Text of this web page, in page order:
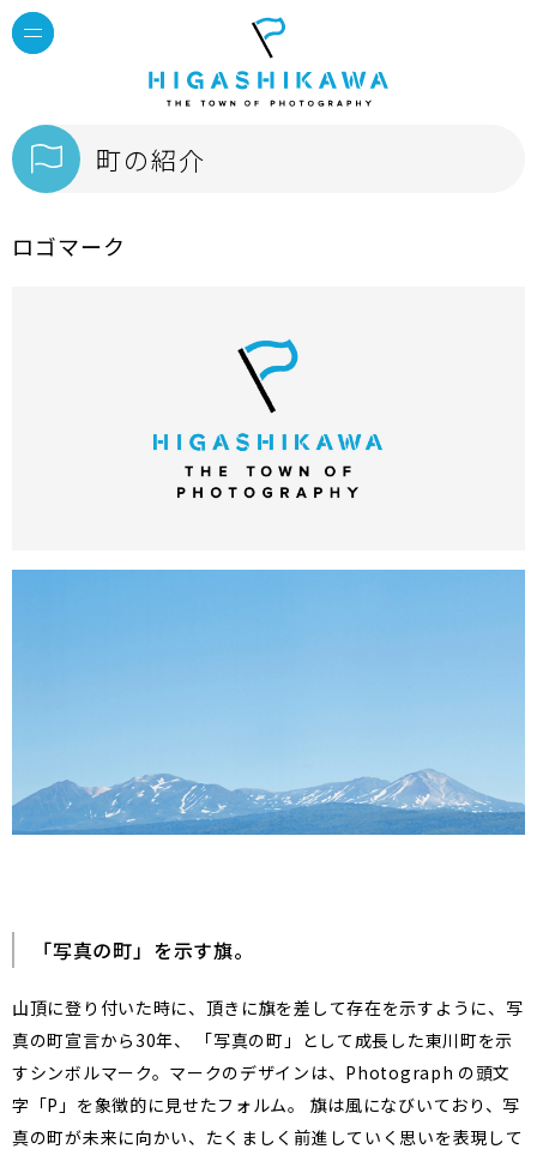
町の紹介
ロゴマーク
「写真の町」を示す旗。
山頂に登り付いた時に、頂きに旗を差して存在を示すように、写
真の町宣言から30年、 「写真の町」として成長した東川町を示
すシンボルマーク。マークのデザインは、Photograph の頭文
字「P」を象徴的に見せたフォルム。 旗は風になびいており、写
真の町が未来に向かい、たくましく前進していく思いを表現して